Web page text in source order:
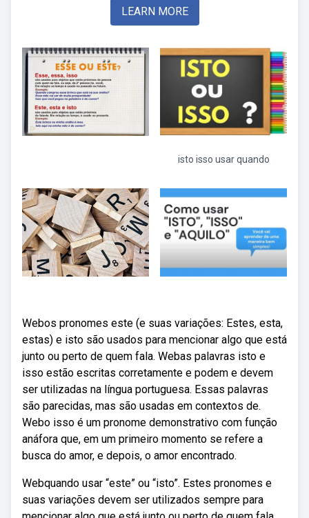
LEARN MORE
isto isso usar quando
Webos pronomes este (e suas variações: Estes, esta,
estas) e isto são usados para mencionar algo que está
junto ou perto de quem fala. Webas palavras isto e
isso estão escritas corretamente e podem e devem
ser utilizadas na língua portuguesa. Essas palavras
são parecidas, mas são usadas em contextos de.
Webo isso é um pronome demonstrativo com função
anáfora que, em um primeiro momento se refere a
busca do amor, e depois, o amor encontrado.
Webquando usar “este” ou “isto”. Estes pronomes e
suas variações devem ser utilizados sempre para